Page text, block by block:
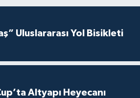
Uluslararası Yol Bisikleti
Altyapı Heyecanı